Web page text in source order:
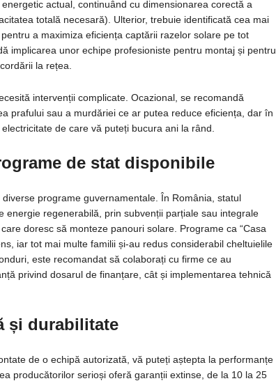
actual, continuând cu dimensionarea corectă a
totală necesară). Ulterior, trebuie identificată cea mai
a maximiza eficiența captării razelor solare pe tot
implicarea unor echipe profesioniste pentru montaj și pentru
la rețea.
intervenții complicate. Ocazional, se recomandă
prafului sau a murdăriei ce ar putea reduce eficiența, dar în
de care vă puteți bucura ani la rând.
de stat disponibile
programe guvernamentale. În România, statul
energie regenerabilă, prin subvenții parțiale sau integrale
doresc să monteze panouri solare. Programe ca “Casa
iar tot mai multe familii și-au redus considerabil cheltuielile
este recomandat să colaborați cu firme ce au
privind dosarul de finanțare, cât și implementarea tehnică
și durabilitate
de o echipă autorizată, vă puteți aștepta la performanțe
producătorilor serioși oferă garanții extinse, de la 10 la 25